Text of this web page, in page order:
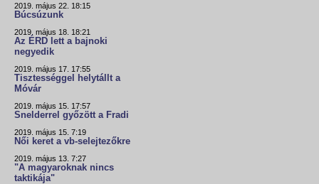
2019. május 22. 18:15
Búcsúzunk
2019. május 18. 18:21
Az ÉRD lett a bajnoki
negyedik
2019. május 17. 17:55
Tisztességgel helytállt a
Móvár
2019. május 15. 17:57
Snelderrel győzött a Fradi
2019. május 15. 7:19
Női keret a vb-selejtezőkre
2019. május 13. 7:27
"A magyaroknak nincs
taktikája"